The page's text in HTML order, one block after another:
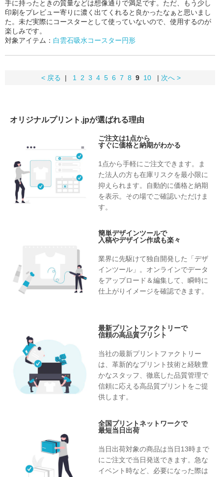
手に持ったときの質量などは想像通りで満足です。ただ、もう少し
印刷をプレビュー寄りに濃く出てくれると良かったなぁと思いまし
た。未だ実際にコースターとして使っていないので、使用するのが
楽しみです。
対象アイテム： 白雲石吸水コースター円形
< 戻る | 1 2 3 4 5 6 7 8 9 10 | 次へ >
オリジナルプリント.jpが選ばれる理由
ご注文は1点から
すぐに価格と納期がわかる
1点から手軽にご注文できます。ま
た法人の方も在庫リスクを最小限に
抑えられます。自動的に価格と納期
を表示。その場でご確認いただけま
す。
簡単デザインツールで
入稿やデザイン作成も楽々
業界に先駆けて独自開発した「デザ
インツール」。オンラインでデータ
をアップロード＆編集して、瞬時に
仕上がりイメージを確認できます。
最新プリントファクトリーで
信頼の高品質プリント
当社の最新プリントファクトリー
は、革新的なプリント技術と経験豊
かなスタッフ、徹底した品質管理で
信頼に応える高品質プリントをご提
供します。
全国プリントネットワークで
最短当日出荷
当日出荷対象の商品は当日13時まで
にご注文で当日発送できます。急な
イベント時など、必要になった際は